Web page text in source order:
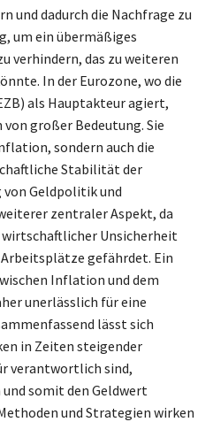
und dadurch die Nachfrage zu
um ein übermäßiges
verhindern, das zu weiteren
In der Eurozone, wo die
als Hauptakteur agiert,
großer Bedeutung. Sie
sondern auch die
Stabilität der
von Geldpolitik und
zentraler Aspekt, da
Unsicherheit
gefährdet. Ein
Inflation und dem
unerlässlich für eine
lässt sich
in Zeiten steigender
verantwortlich sind,
somit den Geldwert
und Strategien wirken